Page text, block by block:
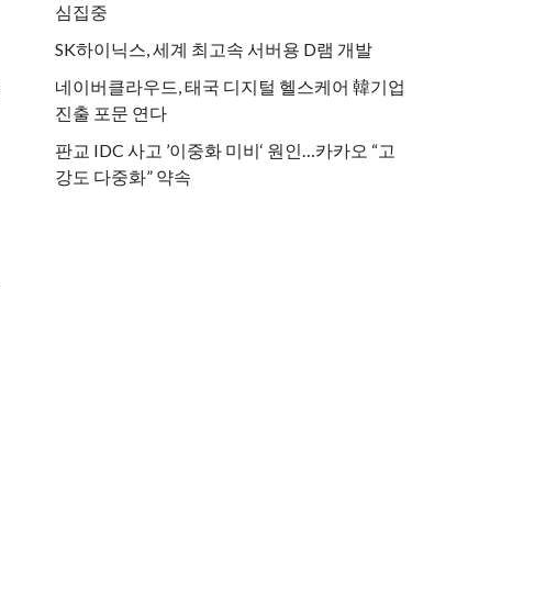
심집중
SK하이닉스, 세계 최고속 서버용 D램 개발
네이버클라우드, 태국 디지털 헬스케어 韓기업
진출 포문 연다
판교 IDC 사고 ’이중화 미비‘ 원인…카카오 “고
강도 다중화” 약속